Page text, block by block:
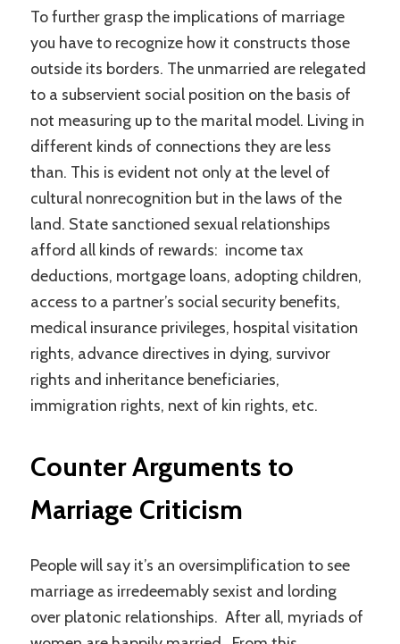
To further grasp the implications of marriage
you have to recognize how it constructs those
outside its borders. The unmarried are relegated
to a subservient social position on the basis of
not measuring up to the marital model. Living in
different kinds of connections they are less
than. This is evident not only at the level of
cultural nonrecognition but in the laws of the
land. State sanctioned sexual relationships
afford all kinds of rewards: income tax
deductions, mortgage loans, adopting children,
access to a partner’s social security benefits,
medical insurance privileges, hospital visitation
rights, advance directives in dying, survivor
rights and inheritance beneficiaries,
immigration rights, next of kin rights, etc.
Counter Arguments to
Marriage Criticism
People will say it’s an oversimplification to see
marriage as irredeemably sexist and lording
over platonic relationships. After all, myriads of